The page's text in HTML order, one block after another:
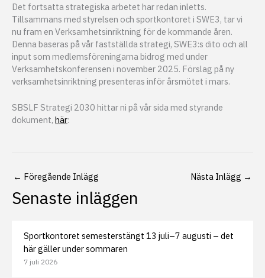
Det fortsatta strategiska arbetet har redan inletts.
Tillsammans med styrelsen och sportkontoret i SWE3, tar vi
nu fram en Verksamhetsinriktning för de kommande åren.
Denna baseras på vår fastställda strategi, SWE3:s dito och all
input som medlemsföreningarna bidrog med under
Verksamhetskonferensen i november 2025. Förslag på ny
verksamhetsinriktning presenteras inför årsmötet i mars.
SBSLF Strategi 2030 hittar ni på vår sida med styrande
dokument, här:
← Föregående Inlägg Nästa Inlägg →
Senaste inläggen
Sportkontoret semesterstängt 13 juli–7 augusti – det
här gäller under sommaren
7 juli 2026